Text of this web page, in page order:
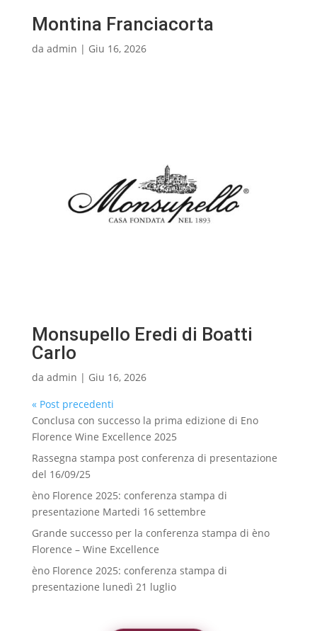
Montina Franciacorta
da admin | Giu 16, 2026
Monsupello Eredi di Boatti
Carlo
da admin | Giu 16, 2026
« Post precedenti
Conclusa con successo la prima edizione di Eno
Florence Wine Excellence 2025
Rassegna stampa post conferenza di presentazione
del 16/09/25
èno Florence 2025: conferenza stampa di
presentazione Martedi 16 settembre
Grande successo per la conferenza stampa di èno
Florence – Wine Excellence
èno Florence 2025: conferenza stampa di
presentazione lunedì 21 luglio